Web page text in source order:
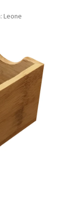
Leone